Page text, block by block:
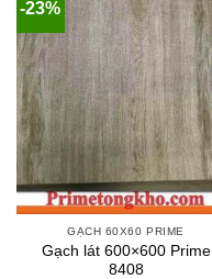
-23%
GẠCH 60X60 PRIME
Gạch lát 600×600 Prime
8408